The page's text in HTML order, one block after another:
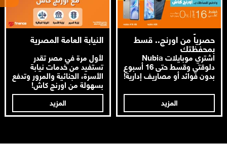
حصرياً من اورنچ.. قسط
بمحفظتك
اشتري موبايلات Nubia
دلوقتي وقسط حتى 16 أسبوع
بدون فوائد أو مصاريف إدارية!
المزيد
النيابة العامة المصرية
لأول مرة في مصر تقدر
تستفيد من خدمات نيابة
الأسرة، الجنائية والمرور وتدفع
بسهولة من اورنچ كاش!
المزيد